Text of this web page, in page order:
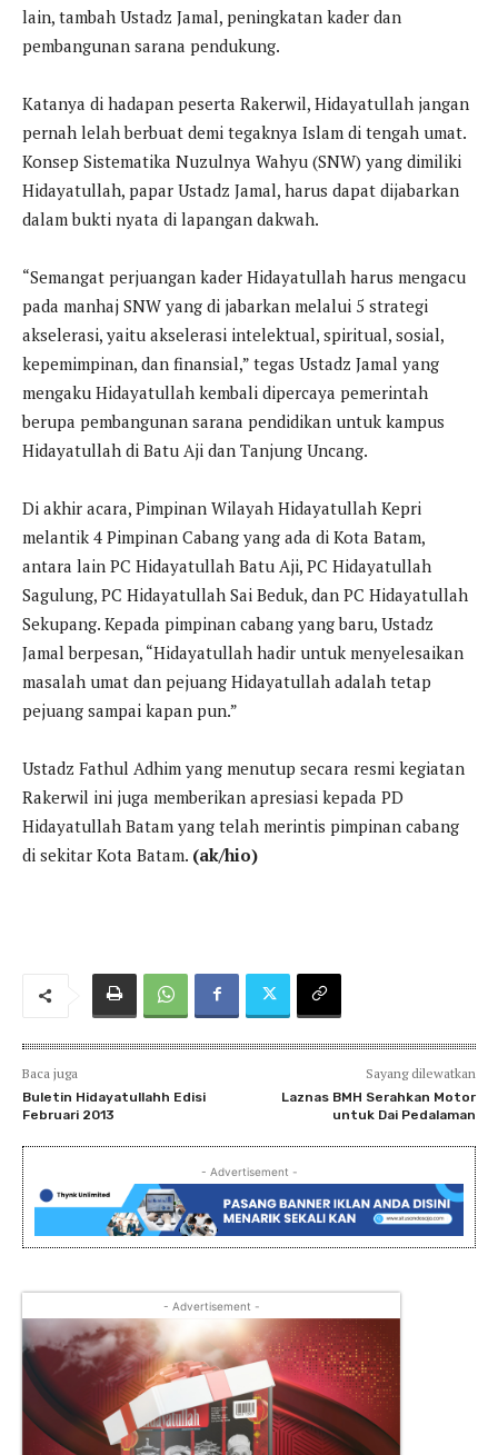
lain, tambah Ustadz Jamal, peningkatan kader dan
pembangunan sarana pendukung.
Katanya di hadapan peserta Rakerwil, Hidayatullah jangan
pernah lelah berbuat demi tegaknya Islam di tengah umat.
Konsep Sistematika Nuzulnya Wahyu (SNW) yang dimiliki
Hidayatullah, papar Ustadz Jamal, harus dapat dijabarkan
dalam bukti nyata di lapangan dakwah.
“Semangat perjuangan kader Hidayatullah harus mengacu
pada manhaj SNW yang di jabarkan melalui 5 strategi
akselerasi, yaitu akselerasi intelektual, spiritual, sosial,
kepemimpinan, dan finansial,” tegas Ustadz Jamal yang
mengaku Hidayatullah kembali dipercaya pemerintah
berupa pembangunan sarana pendidikan untuk kampus
Hidayatullah di Batu Aji dan Tanjung Uncang.
Di akhir acara, Pimpinan Wilayah Hidayatullah Kepri
melantik 4 Pimpinan Cabang yang ada di Kota Batam,
antara lain PC Hidayatullah Batu Aji, PC Hidayatullah
Sagulung, PC Hidayatullah Sai Beduk, dan PC Hidayatullah
Sekupang. Kepada pimpinan cabang yang baru, Ustadz
Jamal berpesan, “Hidayatullah hadir untuk menyelesaikan
masalah umat dan pejuang Hidayatullah adalah tetap
pejuang sampai kapan pun.”
Ustadz Fathul Adhim yang menutup secara resmi kegiatan
Rakerwil ini juga memberikan apresiasi kepada PD
Hidayatullah Batam yang telah merintis pimpinan cabang
di sekitar Kota Batam. (ak/hio)
Baca juga
Buletin Hidayatullahh Edisi
Februari 2013
Sayang dilewatkan
Laznas BMH Serahkan Motor
untuk Dai Pedalaman
- Advertisement -
- Advertisement -